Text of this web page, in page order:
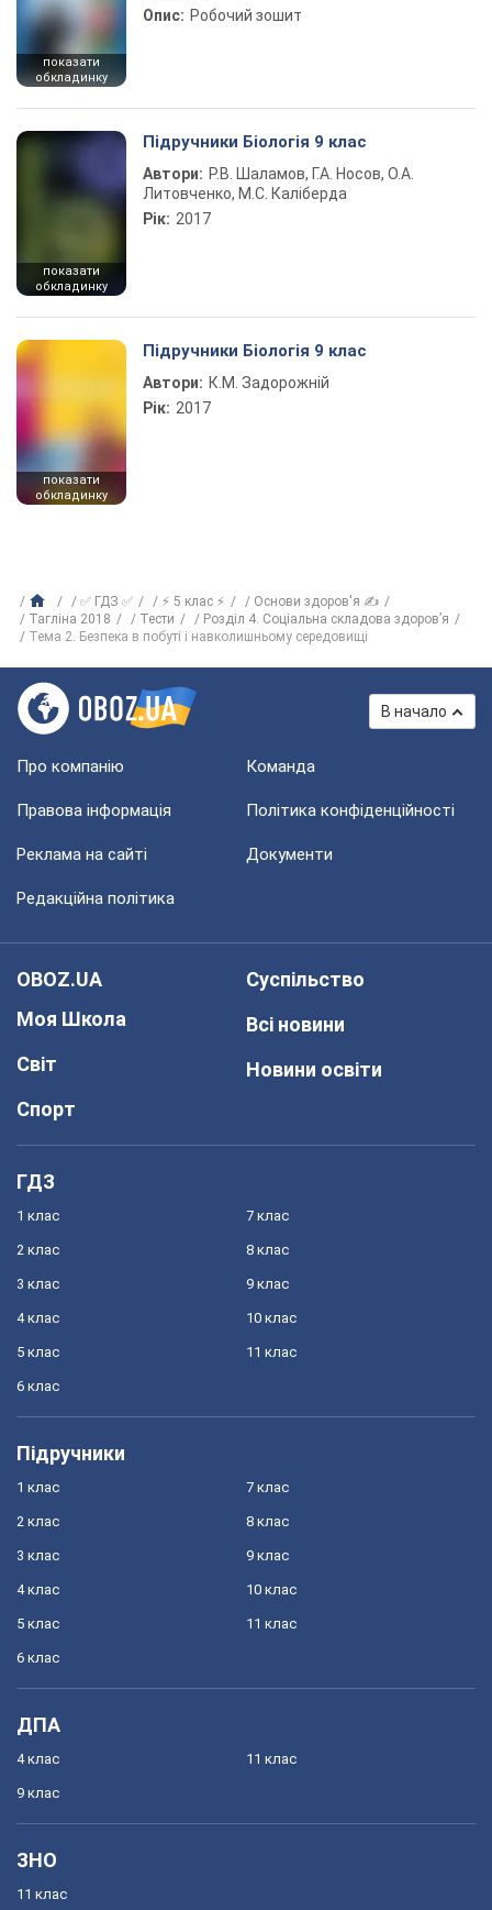
показати
обкладинку
Опис: Робочий зошит
показати
обкладинку
Підручники Біологія 9 клас
Автори: Р.В. Шаламов, Г.А. Носов, О.А.
Литовченко, М.С. Каліберда
Рік: 2017
показати
обкладинку
Підручники Біологія 9 клас
Автори: К.М. Задорожній
Рік: 2017
✅ ГДЗ ✅ ⚡ 5 клас ⚡
Основи здоров'я ✍
Тагліна 2018
Тести
Розділ 4. Соціальна складова здоров’я
Тема 2. Безпека в побуті і навколишньому середовищі
В начало
Про компанію Команда
Правова інформація Політика конфіденційності
Реклама на сайті Документи
Редакційна політика
OBOZ.UA
Моя Школа
Світ
Спорт
Суспільство
Всі новини
Новини освіти
ГДЗ
1 клас
2 клас
3 клас
4 клас
5 клас
6 клас
7 клас
8 клас
9 клас
10 клас
11 клас
Підручники
1 клас
2 клас
3 клас
4 клас
5 клас
6 клас
7 клас
8 клас
9 клас
10 клас
11 клас
ДПА
4 клас
9 клас
11 клас
ЗНО
11 клас